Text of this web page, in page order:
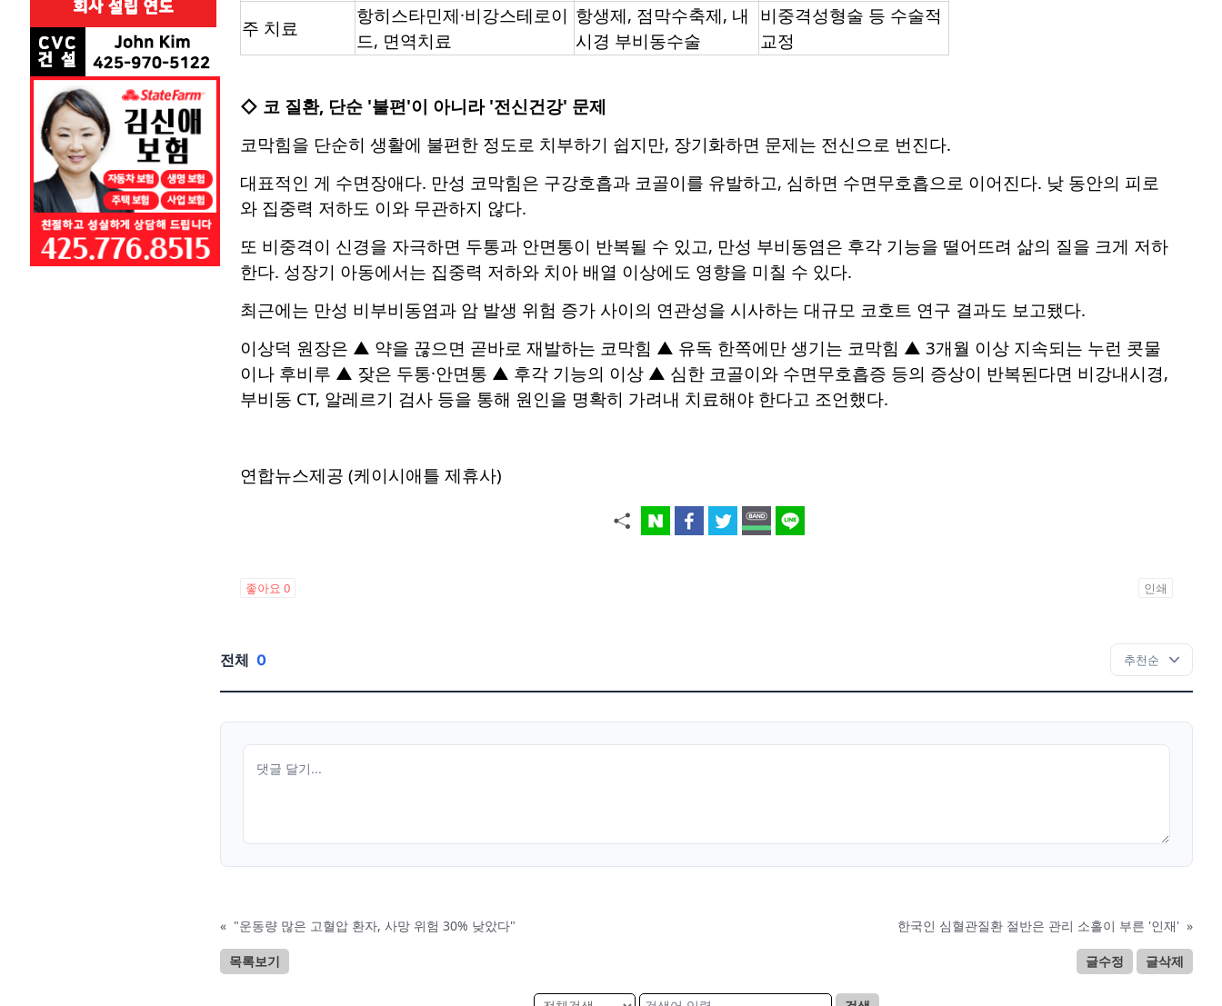
주 치료
항히스타민제·비강스테로이
드, 면역치료
항생제, 점막수축제, 내
시경 부비동수술
비중격성형술 등 수술적
교정
◇ 코 질환, 단순 '불편'이 아니라 '전신건강' 문제
코막힘을 단순히 생활에 불편한 정도로 치부하기 쉽지만, 장기화하면 문제는 전신으로 번진다.
대표적인 게 수면장애다. 만성 코막힘은 구강호흡과 코골이를 유발하고, 심하면 수면무호흡으로 이어진다. 낮 동안의 피로
와 집중력 저하도 이와 무관하지 않다.
또 비중격이 신경을 자극하면 두통과 안면통이 반복될 수 있고, 만성 부비동염은 후각 기능을 떨어뜨려 삶의 질을 크게 저하
한다. 성장기 아동에서는 집중력 저하와 치아 배열 이상에도 영향을 미칠 수 있다.
최근에는 만성 비부비동염과 암 발생 위험 증가 사이의 연관성을 시사하는 대규모 코호트 연구 결과도 보고됐다.
이상덕 원장은 ▲ 약을 끊으면 곧바로 재발하는 코막힘 ▲ 유독 한쪽에만 생기는 코막힘 ▲ 3개월 이상 지속되는 누런 콧물
이나 후비루 ▲ 잦은 두통·안면통 ▲ 후각 기능의 이상 ▲ 심한 코골이와 수면무호흡증 등의 증상이 반복된다면 비강내시경,
부비동 CT, 알레르기 검사 등을 통해 원인을 명확히 가려내 치료해야 한다고 조언했다.
연합뉴스제공 (케이시애틀 제휴사)
좋아요 0 인쇄
전체 0
« "운동량 많은 고혈압 환자, 사망 위험 30% 낮았다" 한국인 심혈관질환 절반은 관리 소홀이 부른 '인재' »
목록보기 글수정 글삭제